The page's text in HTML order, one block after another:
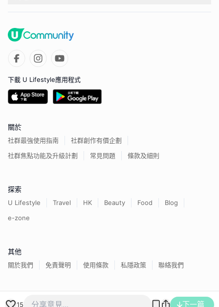
15 下一篇
下載 U Lifestyle應用程式
關於
社群最強使用指南
社群創作有價企劃
社群焦點功能及升級計劃
常見問題 條款及細則
探索
U Lifestyle Travel HK Beauty Food
Blog
e-zone
其他
關於我們 免責聲明 使用條款 私隱政策 聯絡我們
香港經濟日報版權所有©